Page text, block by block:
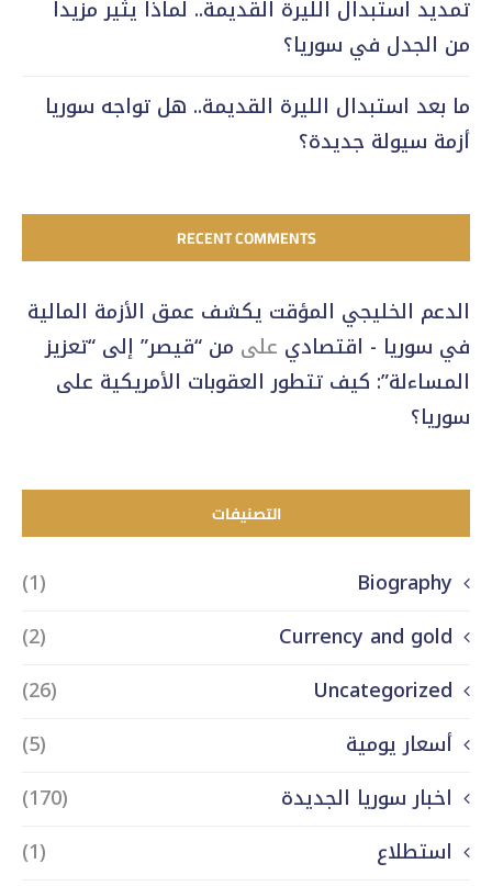
تمديد استبدال الليرة القديمة.. لماذا يثير مزيداً
من الجدل في سوريا؟
ما بعد استبدال الليرة القديمة.. هل تواجه سوريا
أزمة سيولة جديدة؟
RECENT COMMENTS
الدعم الخليجي المؤقت يكشف عمق الأزمة المالية
في سوريا - اقتصادي على من “قيصر” إلى “تعزيز
المساءلة”: كيف تتطور العقوبات الأمريكية على
سوريا؟
التصنيفات
Biography
(1)
Currency and gold
(2)
Uncategorized
(26)
أسعار يومية
(5)
اخبار سوريا الجديدة
(170)
استطلاع
(1)